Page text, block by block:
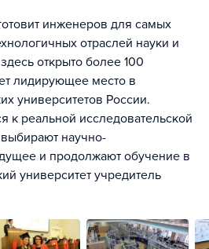
инженеров для самых
отраслей науки и
открыто более 100
лидирующее место в
университетов России.
к реальной исследовательской
научно-
и продолжают обучение в
университет учредитель